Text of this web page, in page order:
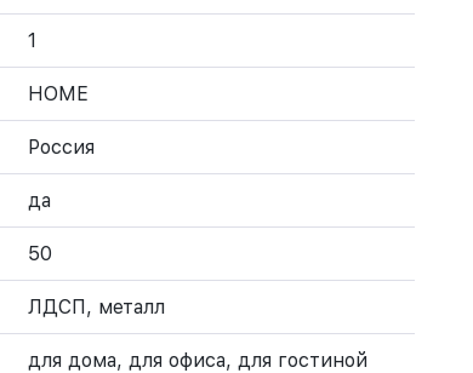
1
HOME
Россия
да
50
ЛДСП, металл
для дома, для офиса, для гостиной